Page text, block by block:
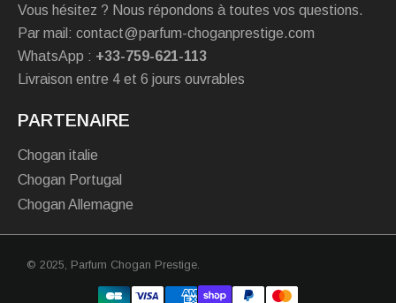
Vous hésitez ? Nous répondons à toutes vos questions.
Par mail: contact@parfum-choganprestige.com
WhatsApp : +33-759-621-113
Livraison entre 4 et 6 jours ouvrables
PARTENAIRE
Chogan italie
Chogan Portugal
Chogan Allemagne
© 2025, Parfum Chogan Prestige